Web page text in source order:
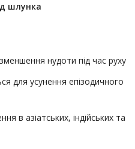
шлунка
нудоти під час руху
для усунення епізодичного
в азіатських, індійських та